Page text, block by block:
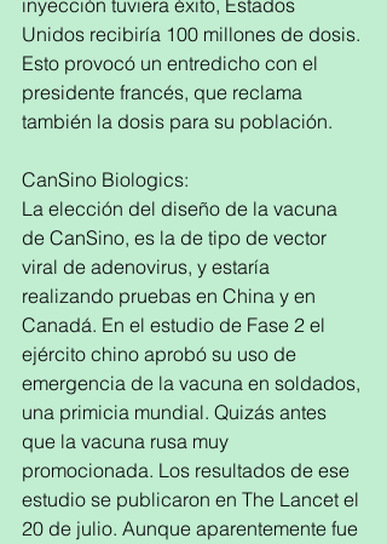
inyección tuviera éxito, Estados
Unidos recibiría 100 millones de dosis.
Esto provocó un entredicho con el
presidente francés, que reclama
también la dosis para su población.
​CanSino Biologics:
La elección del diseño de la vacuna
de CanSino, es la de tipo de vector
viral de adenovirus, y estaría
realizando pruebas en China y en
Canadá. En el estudio de Fase 2 el
ejército chino aprobó su uso de
emergencia de la vacuna en soldados,
una primicia mundial. Quizás antes
que la vacuna rusa muy
promocionada. Los resultados de ese
estudio se publicaron en The Lancet el
20 de julio. Aunque aparentemente fue